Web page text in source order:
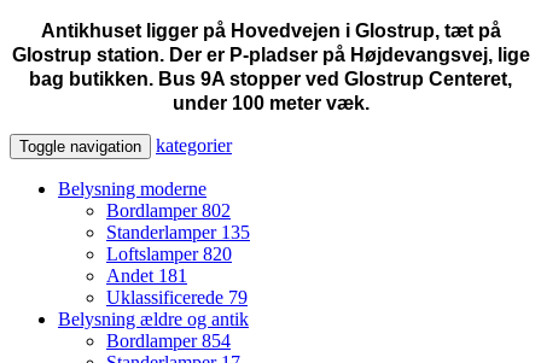
Antikhuset ligger på Hovedvejen i Glostrup, tæt på
Glostrup station. Der er P-pladser på Højdevangsvej, lige
bag butikken. Bus 9A stopper ved Glostrup Centeret,
under 100 meter væk.
Toggle navigation kategorier
Belysning moderne
Bordlamper802
Standerlamper 135
Loftslamper820
Andet 181
Uklassificerede 79
Belysning ældre og antik
Bordlamper854